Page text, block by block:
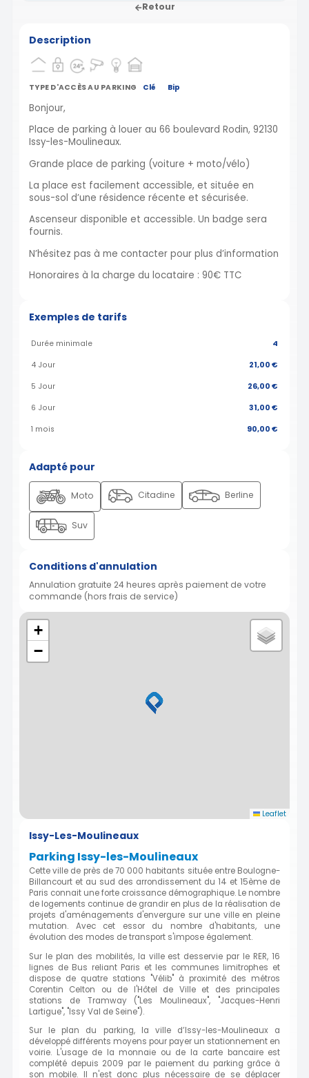
Retour
Description
TYPE D'ACCÈS AU PARKING Clé Bip
Bonjour,
Place de parking à louer au 66 boulevard Rodin, 92130
Issy-les-Moulineaux.
Grande place de parking (voiture + moto/vélo)
La place est facilement accessible, et située en
sous-sol d’une résidence récente et sécurisée.
Ascenseur disponible et accessible. Un badge sera
fournis.
N’hésitez pas à me contacter pour plus d’information
Honoraires à la charge du locataire : 90€ TTC
Exemples de tarifs
Durée minimale 4
4 Jour 21,00 €
5 Jour 26,00 €
6 Jour 31,00 €
1 mois 90,00 €
Adapté pour
Moto Citadine Berline
Suv
Conditions d'annulation
Annulation gratuite 24 heures après paiement de votre
commande (hors frais de service)
+
−
Leaflet
Issy-Les-Moulineaux
Parking Issy-les-Moulineaux
Cette ville de près de 70 000 habitants située entre Boulogne-
Billancourt et au sud des arrondissement du 14 et 15ème de
Paris connait une forte croissance démographique. Le nombre
de logements continue de grandir en plus de la réalisation de
projets d'aménagements d'envergure sur une ville en pleine
mutation. Avec cet essor du nombre d'habitants, une
évolution des modes de transport s'impose également.
Sur le plan des mobilités, la ville est desservie par le RER, 16
lignes de Bus reliant Paris et les communes limitrophes et
dispose de quatre stations "Vélib" à proximité des métros
Corentin Celton ou de l'Hôtel de Ville et des principales
stations de Tramway ("Les Moulineaux", "Jacques-Henri
Lartigue", "Issy Val de Seine").
Sur le plan du parking, la ville d’Issy-les-Moulineaux a
développé différents moyens pour payer un stationnement en
voirie. L'usage de la monnaie ou de la carte bancaire est
complété depuis 2009 par le paiement du parking grâce à
son mobile. Il n'est donc plus nécessaire de se déplacer